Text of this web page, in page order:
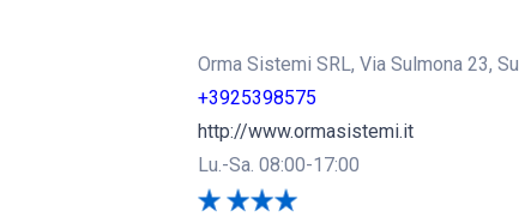
Orma Sistemi SRL, Via Sulmona 23,
+3925398575
http://www.ormasistemi.it
Lu.-Sa. 08:00-17:00